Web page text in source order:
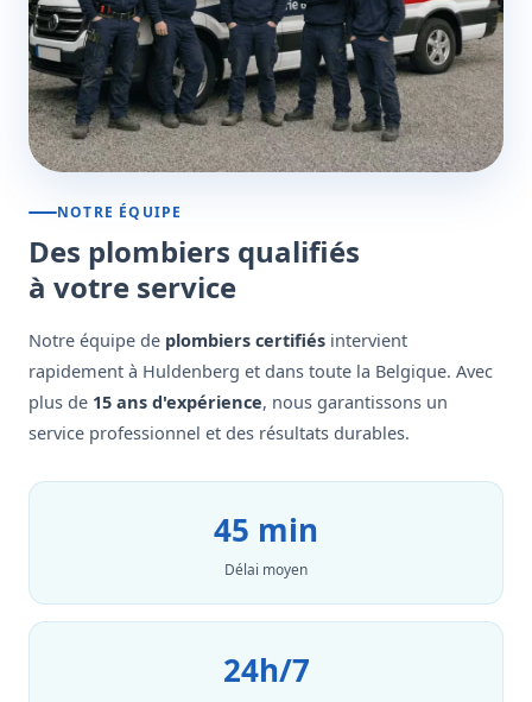
NOTRE ÉQUIPE
Des plombiers qualifiés
à votre service
Notre équipe de plombiers certifiés intervient
rapidement à Huldenberg et dans toute la Belgique. Avec
plus de 15 ans d'expérience, nous garantissons un
service professionnel et des résultats durables.
45 min
Délai moyen
24h/7